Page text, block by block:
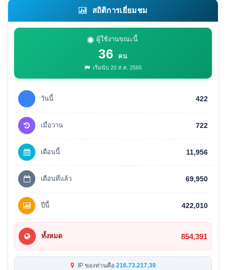
สถิติการเยี่ยมชม
ผู้ใช้งานขณะนี้
36 คน
เริ่มนับ 20 ส.ค. 2565
วันนี้ 422
เมื่อวาน 722
เดือนนี้ 11,956
เดือนที่แล้ว 69,950
ปีนี้ 422,010
ทั้งหมด 854,391
IP ของท่านคือ 216.73.217.39